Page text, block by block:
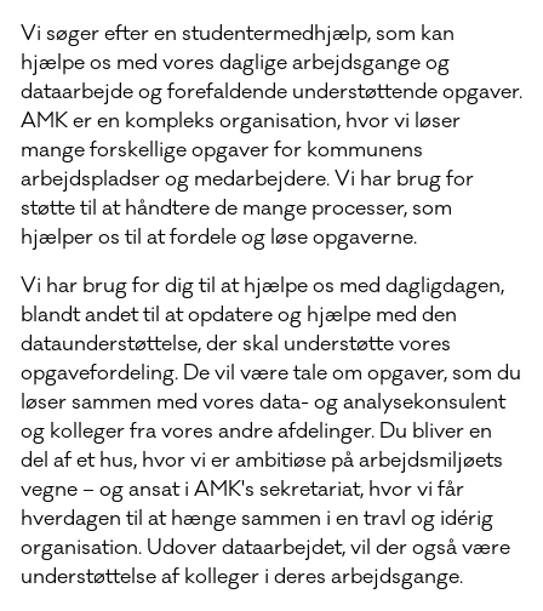
Vi søger efter en studentermedhjælp, som kan
hjælpe os med vores daglige arbejdsgange og
dataarbejde og forefaldende understøttende opgaver.
AMK er en kompleks organisation, hvor vi løser
mange forskellige opgaver for kommunens
arbejdspladser og medarbejdere. Vi har brug for
støtte til at håndtere de mange processer, som
hjælper os til at fordele og løse opgaverne.
Vi har brug for dig til at hjælpe os med dagligdagen,
blandt andet til at opdatere og hjælpe med den
dataunderstøttelse, der skal understøtte vores
opgavefordeling. De vil være tale om opgaver, som du
løser sammen med vores data- og analysekonsulent
og kolleger fra vores andre afdelinger. Du bliver en
del af et hus, hvor vi er ambitiøse på arbejdsmiljøets
vegne – og ansat i AMK's sekretariat, hvor vi får
hverdagen til at hænge sammen i en travl og idérig
organisation. Udover dataarbejdet, vil der også være
understøttelse af kolleger i deres arbejdsgange.